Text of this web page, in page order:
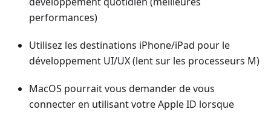
performances)
Utilisez les destinations iPhone/iPad pour le
développement UI/UX (lent sur les processeurs M)
MacOS pourrait vous demander de vous
connecter en utilisant votre Apple ID lorsque